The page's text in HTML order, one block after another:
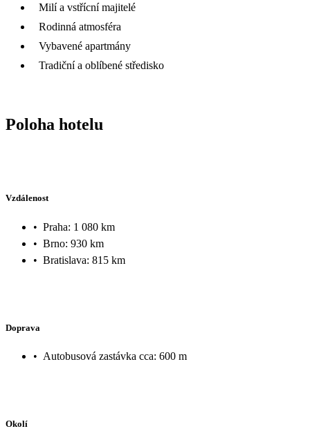
Milí a vstřícní majitelé
Rodinná atmosféra
Vybavené apartmány
Tradiční a oblíbené středisko
Poloha hotelu
Vzdálenost
• Praha: 1 080 km
• Brno: 930 km
• Bratislava: 815 km
Doprava
• Autobusová zastávka cca: 600 m
Okolí